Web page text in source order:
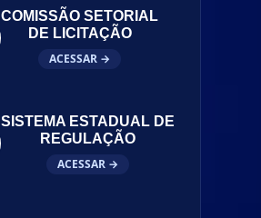
COMISSÃO SETORIAL
DE LICITAÇÃO
ACESSAR →
SISTEMA ESTADUAL DE
REGULAÇÃO
ACESSAR →